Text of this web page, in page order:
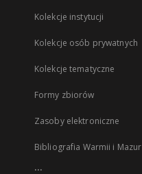
Kolekcje instytucji
Kolekcje osób prywatnych
Kolekcje tematyczne
Formy zbiorów
Zasoby elektroniczne
Bibliografia Warmii i Mazur
...